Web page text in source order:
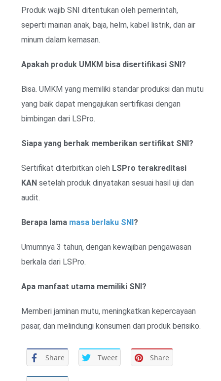
Produk wajib SNI ditentukan oleh pemerintah,
seperti mainan anak, baja, helm, kabel listrik, dan air
minum dalam kemasan.
Apakah produk UMKM bisa disertifikasi SNI?
Bisa. UMKM yang memiliki standar produksi dan mutu
yang baik dapat mengajukan sertifikasi dengan
bimbingan dari LSPro.
Siapa yang berhak memberikan sertifikat SNI?
Sertifikat diterbitkan oleh LSPro terakreditasi
KAN setelah produk dinyatakan sesuai hasil uji dan
audit.
Berapa lama masa berlaku SNI?
Umumnya 3 tahun, dengan kewajiban pengawasan
berkala dari LSPro.
Apa manfaat utama memiliki SNI?
Memberi jaminan mutu, meningkatkan kepercayaan
pasar, dan melindungi konsumen dari produk berisiko.
Share Tweet Share